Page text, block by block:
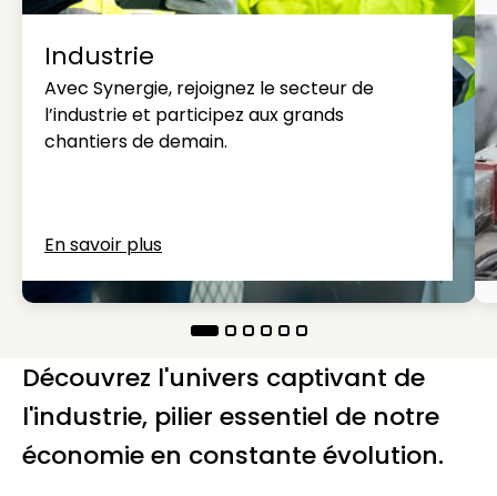
Industrie
Avec Synergie, rejoignez le secteur de
l’industrie et participez aux grands
chantiers de demain.
En savoir plus
Découvrez l'univers captivant de
l'industrie, pilier essentiel de notre
économie en constante évolution.